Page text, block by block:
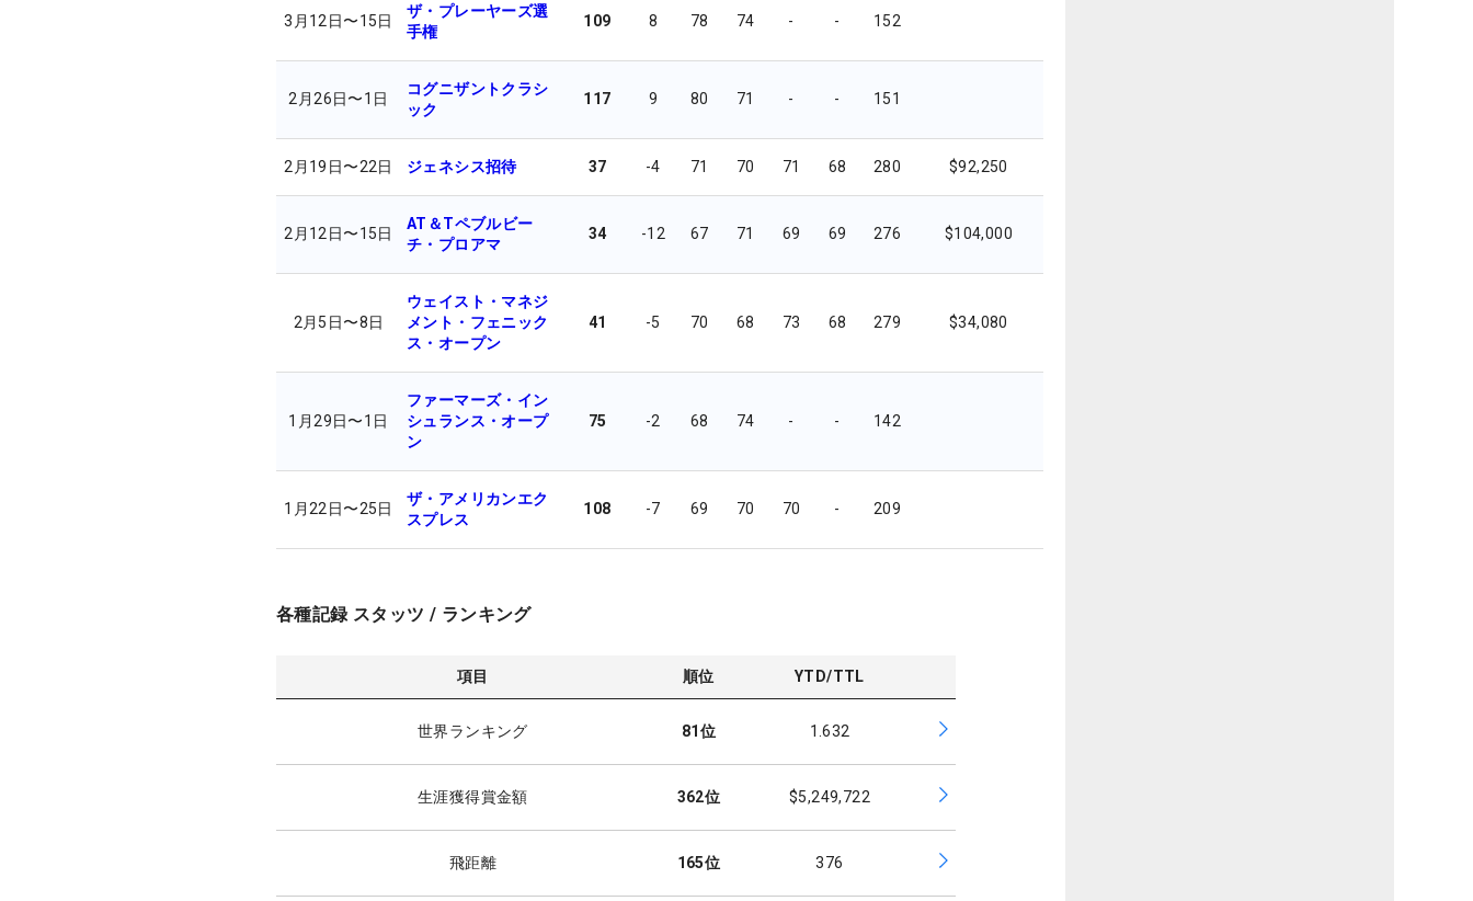
3月12日〜15日
ザ・プレーヤーズ選
手権
109 8 78 74 - - 152
2月26日〜1日
コグニザントクラシ
ック
117 9 80 71 - - 151
2月19日〜22日 ジェネシス招待 37 -4 71 70 71 68 280 $92,250
2月12日〜15日
AT＆Tペブルビー
チ・プロアマ
34 -12 67 71 69 69 276 $104,000
2月5日〜8日
ウェイスト・マネジ
メント・フェニック
ス・オープン
41 -5 70 68 73 68 279 $34,080
1月29日〜1日
ファーマーズ・イン
シュランス・オープ
ン
75 -2 68 74 - - 142
1月22日〜25日
ザ・アメリカンエク
スプレス
108 -7 69 70 70 - 209
各種記録 スタッツ / ランキング
項目 順位 YTD/TTL
世界ランキング 81位 1.632
生涯獲得賞金額 362位 $5,249,722
飛距離 165位 376